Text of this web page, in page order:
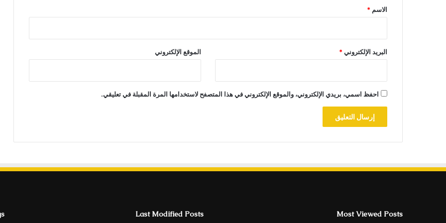
*
الاسم *
البريد الإلكتروني* الموقع الإلكتروني
احفظ اسمي، بريدي الإلكتروني، والموقع الإلكتروني في هذا المتصفح لاستخدامها المرة المقبلة في تعليقي.
Most Viewed Posts
Last Modified Posts